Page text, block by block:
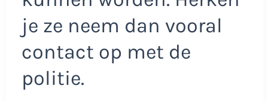
je ze neem dan vooral
contact op met de
politie.